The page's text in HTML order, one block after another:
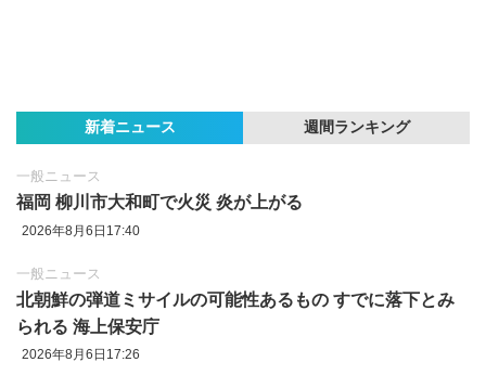
新着ニュース 週間ランキング
一般ニュース
福岡 柳川市大和町で火災 炎が上がる
2026年8月6日17:40
一般ニュース
北朝鮮の弾道ミサイルの可能性あるもの すでに落下とみ
られる 海上保安庁
2026年8月6日17:26